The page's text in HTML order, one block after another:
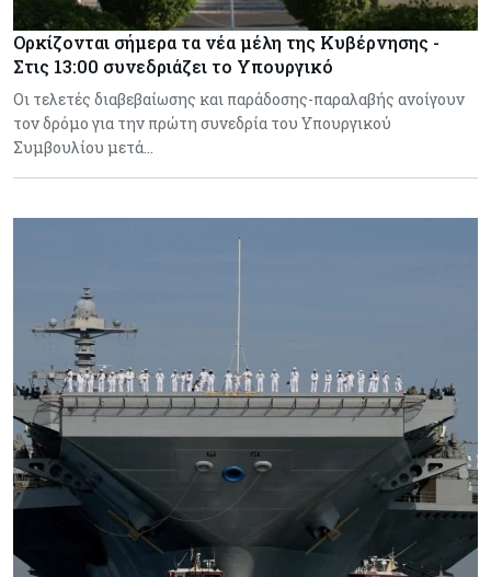
Ορκίζονται σήμερα τα νέα μέλη της Κυβέρνησης -
Στις 13:00 συνεδριάζει το Υπουργικό
Οι τελετές διαβεβαίωσης και παράδοσης-παραλαβής ανοίγουν
τον δρόμο για την πρώτη συνεδρία του Υπουργικού
Συμβουλίου μετά…